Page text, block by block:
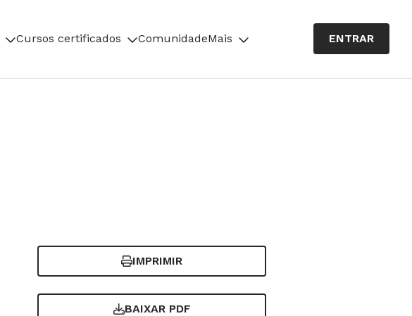
Cursos certificados ComunidadeMais ENTRAR
IMPRIMIR
BAIXAR PDF